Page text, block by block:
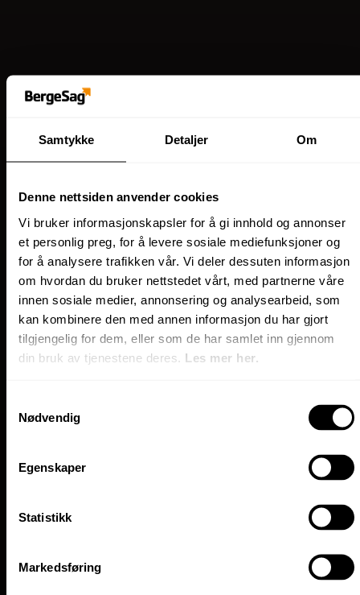
Samtykke Detaljer Om
Denne nettsiden anvender cookies
Vi bruker informasjonskapsler for å gi innhold og annonser
et personlig preg, for å levere sosiale mediefunksjoner og
for å analysere trafikken vår. Vi deler dessuten informasjon
om hvordan du bruker nettstedet vårt, med partnerne våre
innen sosiale medier, annonsering og analysearbeid, som
kan kombinere den med annen informasjon du har gjort
tilgjengelig for dem, eller som de har samlet inn gjennom
din bruk av tjenestene deres. Les mer her.
Nødvendig
Egenskaper
Statistikk
Markedsføring